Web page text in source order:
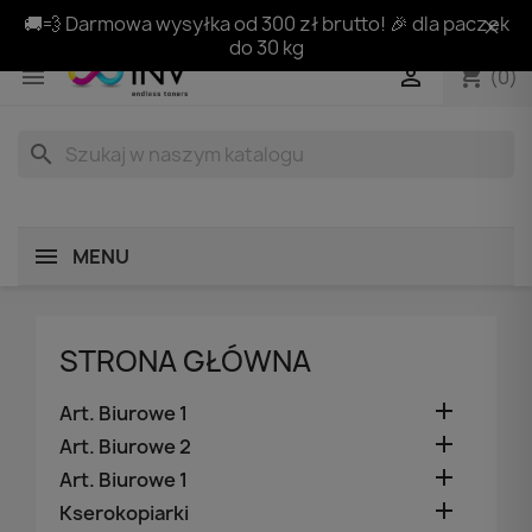
🚚💨 Darmowa wysyłka od 300 zł brutto! 🎉 dla paczek
do 30 kg
 shopping_cart(0)

search
MENU
STRONA GŁÓWNA
Art. Biurowe 1 
Art. Biurowe 2 
Art. Biurowe 1 
Kserokopiarki 